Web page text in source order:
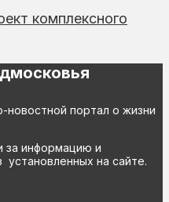
комплексного
портал о жизни
за информацию и
на сайте.